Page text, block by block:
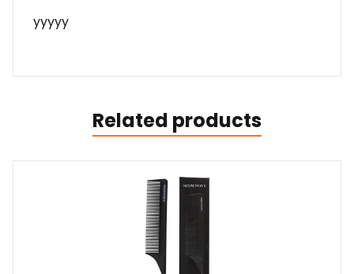
yyyyy
Related products